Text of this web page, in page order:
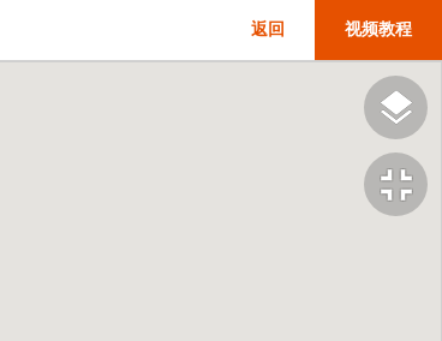
视频教程
返回
fullscreen_exit